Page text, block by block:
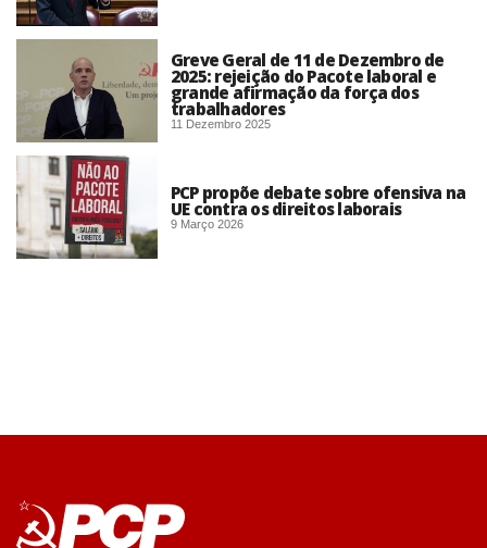
Greve Geral de 11 de Dezembro de
2025: rejeição do Pacote laboral e
grande afirmação da força dos
trabalhadores
11 Dezembro 2025
PCP propõe debate sobre ofensiva na
UE contra os direitos laborais
9 Março 2026